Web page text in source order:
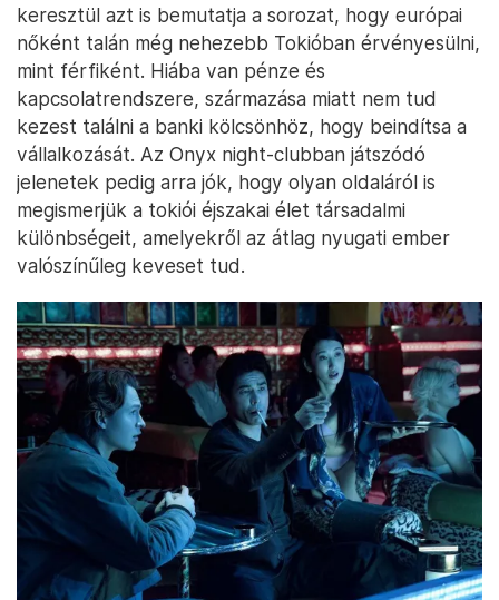
keresztül azt is bemutatja a sorozat, hogy európai
nőként talán még nehezebb Tokióban érvényesülni,
mint férfiként. Hiába van pénze és
kapcsolatrendszere, származása miatt nem tud
kezest találni a banki kölcsönhöz, hogy beindítsa a
vállalkozását. Az Onyx night-clubban játszódó
jelenetek pedig arra jók, hogy olyan oldaláról is
megismerjük a tokiói éjszakai élet társadalmi
különbségeit, amelyekről az átlag nyugati ember
valószínűleg keveset tud.